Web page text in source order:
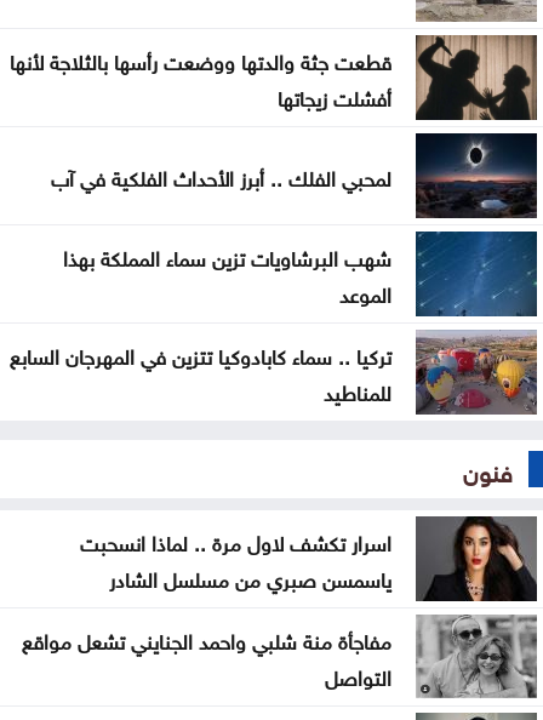
قطعت جثة والدتها ووضعت رأسها بالثلاجة لأنها
أفشلت زيجاتها
لمحبي الفلك .. أبرز الأحداث الفلكية في آب
شهب البرشاويات تزين سماء المملكة بهذا
الموعد
تركيا .. سماء كابادوكيا تتزين في المهرجان السابع
للمناطيد
فنون
اسرار تكشف لاول مرة .. لماذا انسحبت
ياسمسن صبري من مسلسل الشادر
مفاجأة منة شلبي واحمد الجنايني تشعل مواقع
التواصل